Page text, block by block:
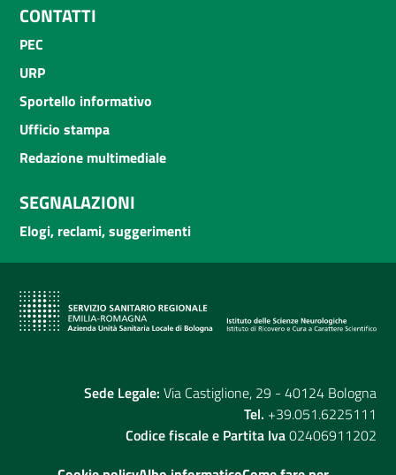
CONTATTI
PEC
URP
Sportello informativo
Ufficio stampa
Redazione multimediale
SEGNALAZIONI
Elogi, reclami, suggerimenti
Sede Legale: Via Castiglione, 29 - 40124 Bologna
Tel. +39.051.6225111
Codice fiscale e Partita Iva02406911202